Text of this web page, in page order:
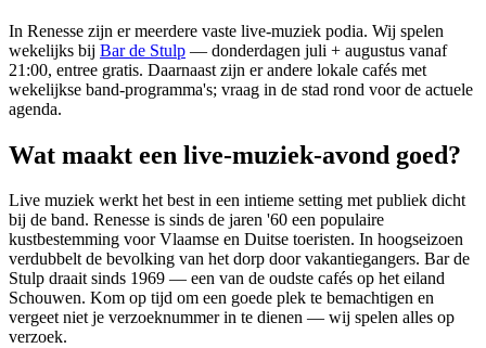
In Renesse zijn er meerdere vaste live-muziek podia. Wij spelen
wekelijks bij Bar de Stulp — donderdagen juli + augustus vanaf
21:00, entree gratis. Daarnaast zijn er andere lokale cafés met
wekelijkse band-programma's; vraag in de stad rond voor de actuele
agenda.
Wat maakt een live-muziek-avond goed?
Live muziek werkt het best in een intieme setting met publiek dicht
bij de band. Renesse is sinds de jaren '60 een populaire
kustbestemming voor Vlaamse en Duitse toeristen. In hoogseizoen
verdubbelt de bevolking van het dorp door vakantiegangers. Bar de
Stulp draait sinds 1969 — een van de oudste cafés op het eiland
Schouwen. Kom op tijd om een goede plek te bemachtigen en
vergeet niet je verzoeknummer in te dienen — wij spelen alles op
verzoek.